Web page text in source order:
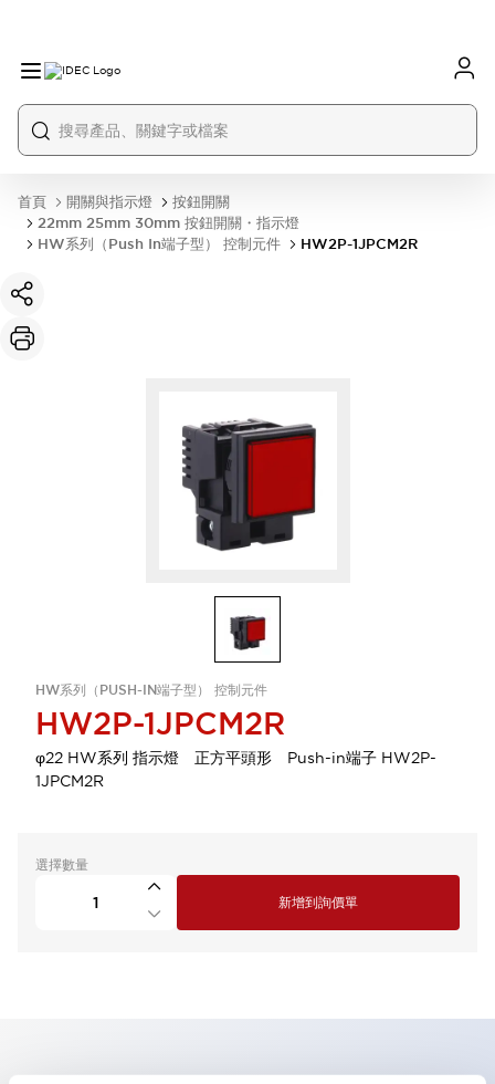
首頁 開關與指示燈
按鈕開關
22mm 25mm 30mm 按鈕開關・指示燈
HW系列（Push In端子型） 控制元件
HW2P-1JPCM2R
HW系列（PUSH-IN端子型） 控制元件
HW2P-1JPCM2R
φ22 HW系列 指示燈 正方平頭形 Push-in端子 HW2P-
1JPCM2R
選擇數量
新增到詢價單